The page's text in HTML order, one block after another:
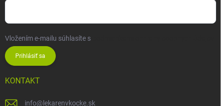
Vložením e-mailu súhlasíte s
Prihlásiť sa
KONTAKT
info@ lekarenvkocke.sk